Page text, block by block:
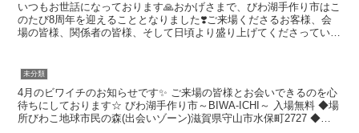
いつもお世話になっております🙏おかげさまで、びわ湖手作り市はこ
のたび8周年を迎えることとなりました❣️ご来場くださるお客様、会
場の皆様、関係者の皆様、そして日頃より盛り上げてくださっている
未分類
4月のビワイチのお知らせです✨ ご来場の皆様とお会いできるのを心
待ちにしております☆ ⁡びわ湖手作り市～BIWA-ICHI～ 入場無料 ⁡◆場
所びわこ地球市民の森(出会いゾーン)滋賀県守山市水保町2727 ⁡◆日